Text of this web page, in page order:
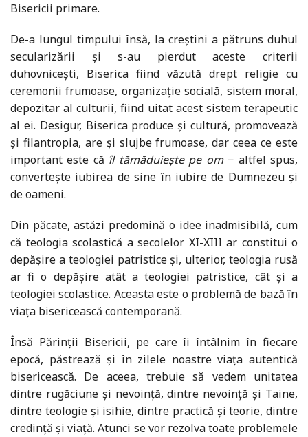
Bisericii primare.
De-a lungul timpului însă, la creștini a pătruns duhul
secularizării și s-au pierdut aceste criterii
duhovnicești, Biserica fiind văzută drept religie cu
ceremonii frumoase, organizație socială, sistem moral,
depozitar al culturii, fiind uitat acest sistem terapeutic
al ei. Desigur, Biserica produce și cultură, promovează
și filantropia, are și slujbe frumoase, dar ceea ce este
important este că îl tămăduiește pe om− altfel spus,
convertește iubirea de sine în iubire de Dumnezeu și
de oameni.
Din păcate, astăzi predomină o idee inadmisibilă, cum
că teologia scolastică a secolelor XI-XIII ar constitui o
depășire a teologiei patristice și, ulterior, teologia rusă
ar fi o depășire atât a teologiei patristice, cât și a
teologiei scolastice. Aceasta este o problemă de bază în
viața bisericească contemporană.
Însă Părinții Bisericii, pe care îi întâlnim în fiecare
epocă, păstrează și în zilele noastre viața autentică
bisericească. De aceea, trebuie să vedem unitatea
dintre rugăciune și nevoință, dintre nevoință și Taine,
dintre teologie și isihie, dintre practică și teorie, dintre
credință și viață. Atunci se vor rezolva toate problemele